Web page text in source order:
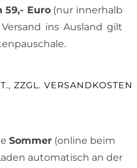
Euro(nur innerhalb
ins Ausland gilt
ZZGL. VERSANDKOSTEN
Sommer (online beim
automatisch an der